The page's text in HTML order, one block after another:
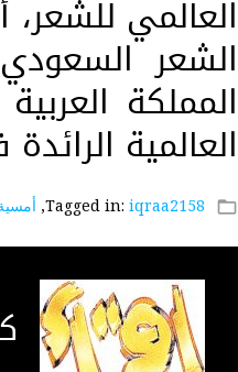
العالمي
الشعر
المملكة
العالمية
folder_open
Tagged in: iqraa2158
,